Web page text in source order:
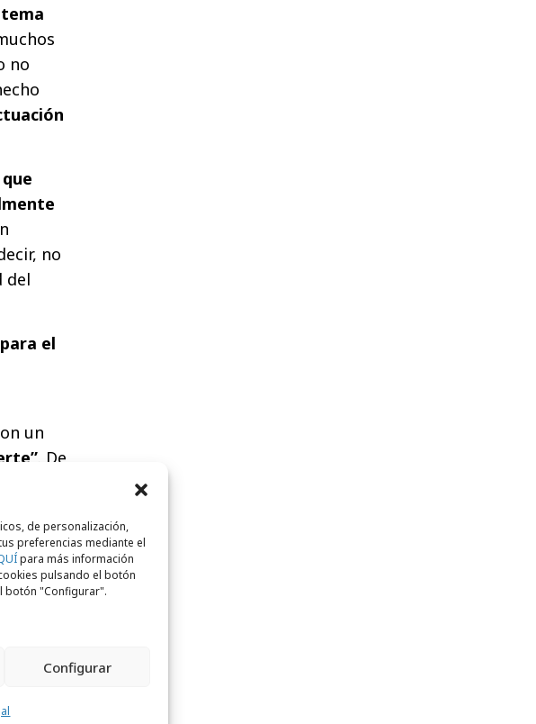
de personalización,
preferencias mediante el
para más información
pulsando el botón
botón "Configurar".
Configurar
no
no
del
el
un
. De
de
y
sus
-